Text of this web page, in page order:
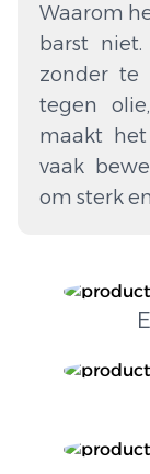
Waarom
barst
zonder te
tegen
maakt
vaak
om sterk